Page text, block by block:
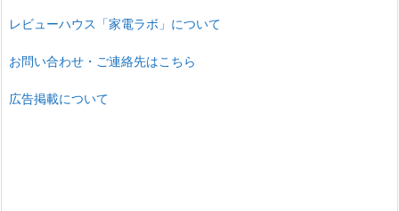
レビューハウス「家電ラボ」について
お問い合わせ・ご連絡先はこちら
広告掲載について